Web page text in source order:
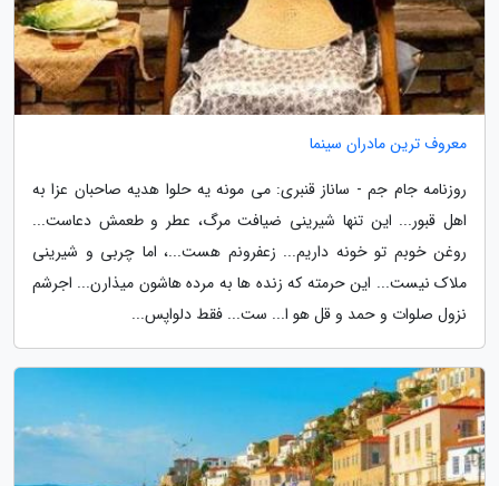
معروف ترین مادران سینما
روزنامه جام جم - ساناز قنبری: می مونه یه حلوا هدیه صاحبان عزا به
اهل قبور... این تنها شیرینی ضیافت مرگ، عطر و طعمش دعاست...
روغن خوبم تو خونه داریم... زعفرونم هست...، اما چربی و شیرینی
ملاک نیست... این حرمته که زنده ها به مرده هاشون میذارن... اجرشم
نزول صلوات و حمد و قل هو ا... ست... فقط دلواپس...